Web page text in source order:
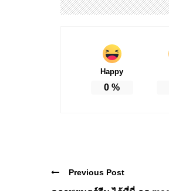
Happy
0 %
Previous Post